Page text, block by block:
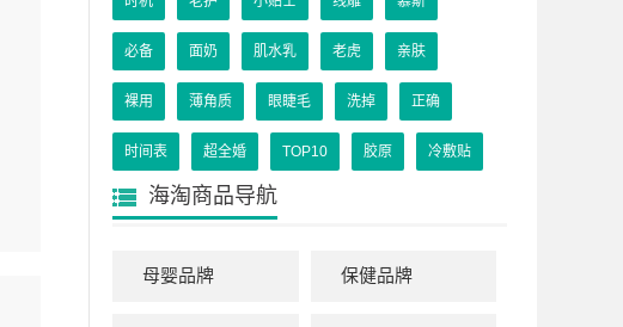
必备 面奶 肌水乳 老虎 亲肤
裸用 薄角质 眼睫毛 洗掉 正确
时间表 超全婚 TOP10 胶原 冷敷贴
海淘商品导航
母婴品牌 保健品牌